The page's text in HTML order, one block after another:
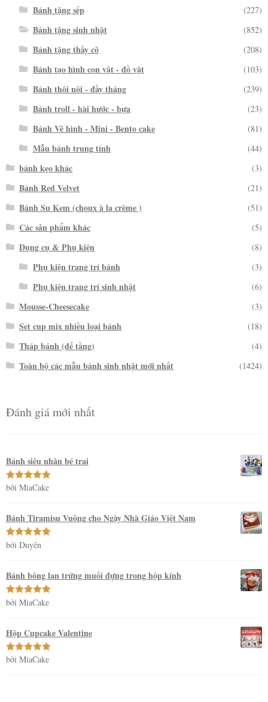
Bánh tặng sếp (227)
Bánh tặng sinh nhật (852)
Bánh tặng thầy cô (208)
Bánh tạo hình con vật - đồ vật (103)
Bánh thôi nôi - đầy tháng (239)
Bánh troll - hài hước - bựa (23)
Bánh Vẽ hình - Mini - Bento cake (81)
Mẫu bánh trung tính (44)
bánh kẹo khác (3)
Bánh Red Velvet (21)
Bánh Su Kem (choux à la crème ) (51)
Các sản phẩm khác (5)
Dụng cụ & Phụ kiện (8)
Phụ kiện trang trí bánh (3)
Phụ kiện trang trí sinh nhật (6)
Mousse-Cheesecake (3)
Set cup mix nhiều loại bánh (18)
Tháp bánh (đế tầng) (4)
Toàn bộ các mẫu bánh sinh nhật mới nhất (1424)
Đánh giá mới nhất
Bánh siêu nhân bé trai
Được xếp
bởi MiaCake
Bánh Tiramisu Vuông cho Ngày Nhà Giáo Việt Nam
Được xếp
bởi Duyên
Bánh bông lan trứng muối đựng trong hộp kính
Được xếp
bởi MiaCake
Hộp Cupcake Valentine
Được xếp
bởi MiaCake